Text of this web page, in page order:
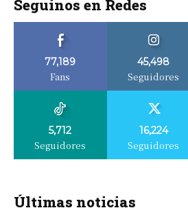
Seguinos en Redes
77,189
Fans
45,498
Seguidores
5,712
Seguidores
16,224
Seguidores
Últimas noticias